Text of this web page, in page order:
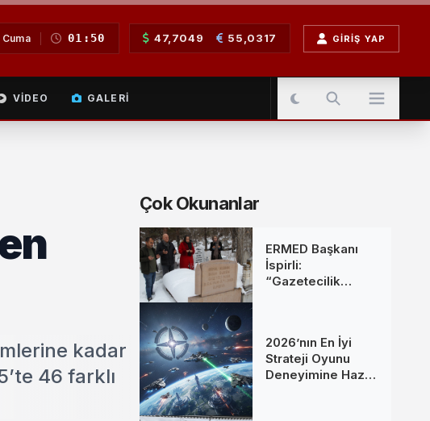
01:50 47,7049 55,0317 GIRIŞ YAP
VIDEO GALERI
kadar
46 farklı
Çok Okunanlar
ERMED Başkanı
İspirli:
“Gazetecilik
2026’nın En İyi
Strateji Oyunu
Deneyimine Hazır